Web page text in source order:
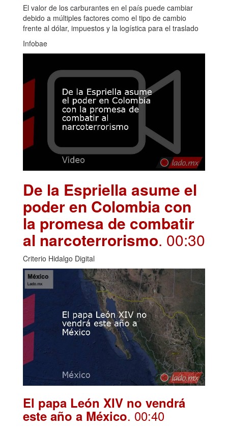
El valor de los carburantes en el país puede cambiar
debido a múltiples factores como el tipo de cambio
frente al dólar, impuestos y la logística para el traslado
Infobae
De la Espriella asume el
poder en Colombia con
la promesa de combatir
al narcoterrorismo. 00:30
Criterio Hidalgo Digital
El papa León XIV no vendrá
este año a México. 00:40